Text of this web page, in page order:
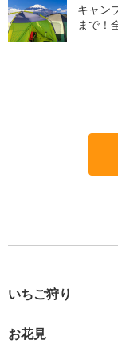
キャン
まで！
いちご狩り
お花見